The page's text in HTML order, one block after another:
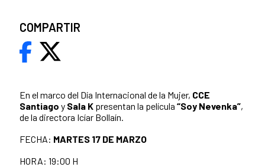
En el marco del Día Internacional de la Mujer, CCE
Santiago y Sala K presentan la película “Soy Nevenka”,
de la directora Icíar Bollaín.
FECHA: MARTES 17 DE MARZO
HORA: 19:00 H
COMPARTIR